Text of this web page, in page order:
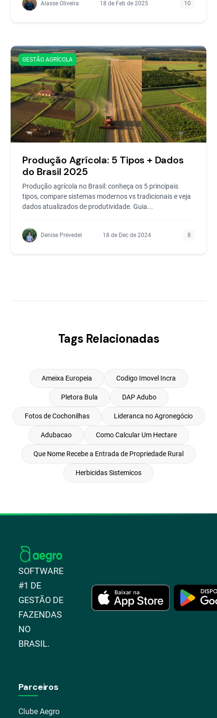
Alasse Oliveira 18 de Feb de 2025 10
GESTÃO AGRÍCOLA
Produção Agrícola: 5 Tipos + Dados
do Brasil 2025
Produção agrícola no Brasil: conheça os 5 principais
tipos, compare sistemas modernos vs tradicionais e veja
dados atualizados de produtividade. Guia...
Denise Prevedel 18 de Dec de 2024 8
Tags Relacionadas
Ameixa Europeia Codigo Imovel Incra
Pletora Bula DAP Adubo
Fotos de Cochonilhas Lideranca no Agronegócio
Adubacao Como Calcular Um Hectare
Que Nome Recebe a Entrada de Propriedade Rural
Herbicidas Sistemicos
SOFTWARE
#1 DE
GESTÃO DE
FAZENDAS
NO
BRASIL.
Parceiros
Clube Aegro